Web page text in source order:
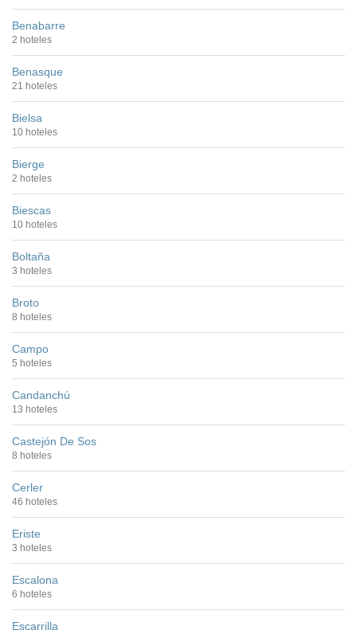
Benabarre
2 hoteles
Benasque
21 hoteles
Bielsa
10 hoteles
Bierge
2 hoteles
Biescas
10 hoteles
Boltaña
3 hoteles
Broto
8 hoteles
Campo
5 hoteles
Candanchú
13 hoteles
Castejón De Sos
8 hoteles
Cerler
46 hoteles
Eriste
3 hoteles
Escalona
6 hoteles
Escarrilla